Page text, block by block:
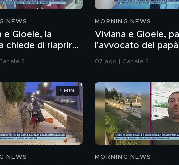
NEWS
e Gioele, la
chiede di riaprire
5
MORNING NEWS
Viviana e Gioele,
l'avvocato del papà
07 ago | Canale 5
NEWS
1 MIN
MORNING NEWS